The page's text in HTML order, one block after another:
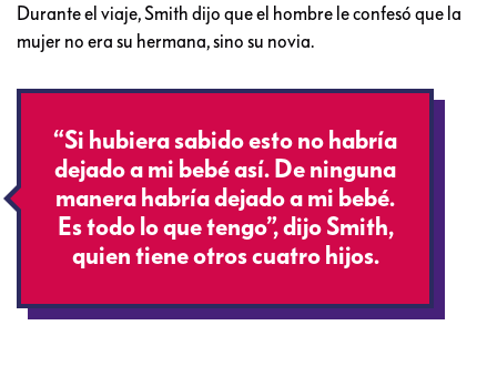
Durante el viaje, Smith dijo que el hombre le confesó que la
mujer no era su hermana, sino su novia.
“Si hubiera sabido esto no habría
dejado a mi bebé así. De ninguna
manera habría dejado a mi bebé.
Es todo lo que tengo”, dijo Smith,
quien tiene otros cuatro hijos.